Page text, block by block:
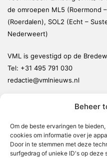
Beheer
Om de beste ervaringen te
cookies om informatie over je
Door in te stemmen met deze
surfgedrag of unieke ID's op deze
de omroepen ML5 (Roermond
(Roerdalen), SOL2 (Echt –
Nederweert)
VML is gevestigd op de
Tel: +31 495 791 030
redactie@vmlnieuws.nl
Leudal
Maasgouw